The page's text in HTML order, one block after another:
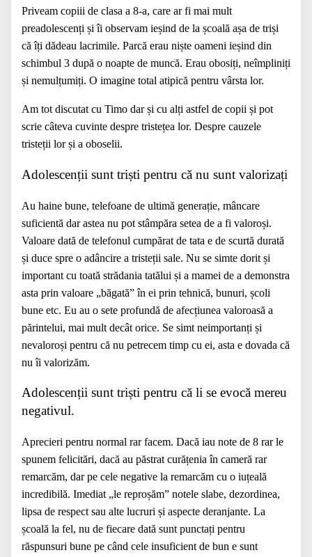
Priveam copiii de clasa a 8-a, care ar fi mai mult
preadolescenți și îi observam ieșind de la școală așa de triși
că îți dădeau lacrimile. Parcă erau niște oameni ieșind din
schimbul 3 după o noapte de muncă. Erau obosiți, neîmpliniți
și nemulțumiți. O imagine total atipică pentru vârsta lor.
Am tot discutat cu Timo dar și cu alți astfel de copii și pot
scrie câteva cuvinte despre tristețea lor. Despre cauzele
tristeții lor și a oboselii.
Adolescenții sunt triști pentru că nu sunt valorizați
Au haine bune, telefoane de ultimă generație, mâncare
suficientă dar astea nu pot stâmpăra setea de a fi valoroși.
Valoare dată de telefonul cumpărat de tata e de scurtă durată
și duce spre o adâncire a tristeții sale. Nu se simte dorit și
important cu toată strădania tatălui și a mamei de a demonstra
asta prin valoare „băgată” în ei prin tehnică, bunuri, școli
bune etc. Eu au o sete profundă de afecțiunea valoroasă a
părintelui, mai mult decât orice. Se simt neimportanți și
nevaloroși pentru că nu petrecem timp cu ei, asta e dovada că
nu îi valorizăm.
Adolescenții sunt triști pentru că li se evocă mereu
negativul.
Aprecieri pentru normal rar facem. Dacă iau note de 8 rar le
spunem felicitări, dacă au păstrat curățenia în cameră rar
remarcăm, dar pe cele negative la remarcăm cu o iuțeală
incredibilă. Imediat „le reproșăm” notele slabe, dezordinea,
lipsa de respect sau alte lucruri și aspecte deranjante. La
școală la fel, nu de fiecare dată sunt punctați pentru
răspunsuri bune pe când cele insuficient de bun e sunt